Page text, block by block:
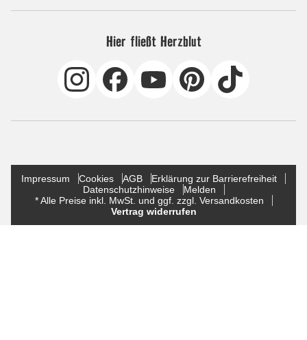
Hier fließt Herzblut
Impressum Cookies AGB
Erklärung zur Barrierefreiheit
Datenschutzhinweise
Melden
* Alle Preise inkl. MwSt. und ggf. zzgl. Versandkosten
Vertrag widerrufen